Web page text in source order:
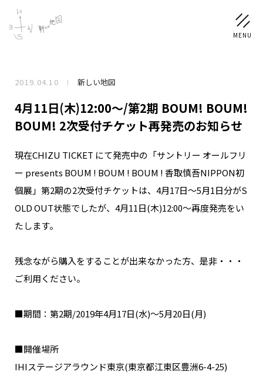
NEWS
SCHEDULE
PROFILE
稲垣 吾郎 草彅 剛 香取 慎吾
DISCOGRAPHY
NAKAMA入会
CHIZULOG
FAQ
2019.04.10 新しい地図
4月11日(木)12:00〜/第2期 BOUM! BOUM!
BOUM! 2次受付チケット再発売のお知らせ
現在CHIZU TICKET にて発売中の「サントリー オールフリ
ー presents BOUM ! BOUM ! BOUM ! 香取慎吾NIPPON初
個展」第2期の2次受付チケットは、4月17日〜5月1日分がS
OLD OUT状態でしたが、4月11日(木)12:00〜再度発売をい
たします。
残念ながら購入をすることが出来なかった方、是非・・・
ご利用ください。
■期間：第2期/2019年4月17日(水)～5月20日(月)
■開催場所
IHIステージアラウンド東京(東京都江東区豊洲6-4-25)